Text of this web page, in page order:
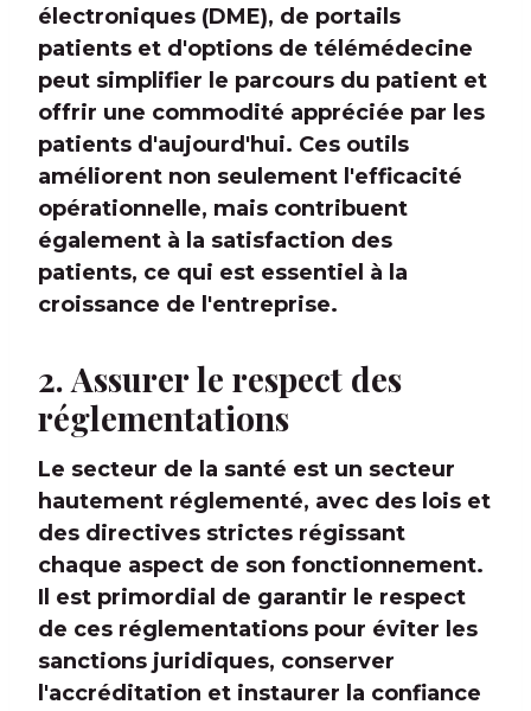
électroniques (DME), de portails
patients et d'options de télémédecine
peut simplifier le parcours du patient et
offrir une commodité appréciée par les
patients d'aujourd'hui. Ces outils
améliorent non seulement l'efficacité
opérationnelle, mais contribuent
également à la satisfaction des
patients, ce qui est essentiel à la
croissance de l'entreprise.
2. Assurer le respect des
réglementations
Le secteur de la santé est un secteur
hautement réglementé, avec des lois et
des directives strictes régissant
chaque aspect de son fonctionnement.
Il est primordial de garantir le respect
de ces réglementations pour éviter les
sanctions juridiques, conserver
l'accréditation et instaurer la confiance